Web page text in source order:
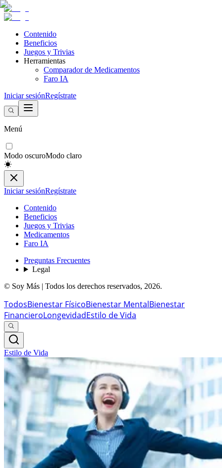
Contenido
Beneficios
Juegos y Trivias
Herramientas
Comparador de Medicamentos
Faro IA
Iniciar sesiónRegístrate
Menú
Modo oscuroModo claro
Iniciar sesiónRegístrate
Contenido
Beneficios
Juegos y Trivias
Medicamentos
Faro IA
Preguntas Frecuentes
Legal
© Soy Más | Todos los derechos reservados, 2026.
TodosBienestar FísicoBienestar MentalBienestar
FinancieroLongevidadEstilo de Vida
Estilo de Vida